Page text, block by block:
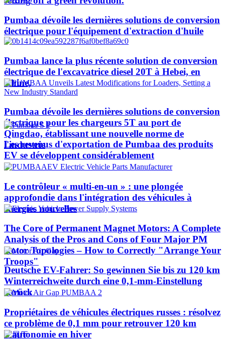
Pumbaa dévoile les dernières solutions de conversion
électrique pour l'équipement d'extraction d'huile
Pumbaa lance la plus récente solution de conversion
électrique de l'excavatrice diesel 20T à Hebei, en
Chine,
Pumbaa dévoile les dernières solutions de conversion
électrique pour les chargeurs 5T au port de
Qingdao, établissant une nouvelle norme de
l'industrie
Les revenus d'exportation de Pumbaa des produits
EV se développent considérablement
Le contrôleur « multi-en-un » : une plongée
approfondie dans l'intégration des véhicules à
énergies nouvelles
The Core of Permanent Magnet Motors: A Complete
Analysis of the Pros and Cons of Four Major PM
Rotor Topologies – How to Correctly "Arrange Your
Troops"
Deutsche EV-Fahrer: So gewinnen Sie bis zu 120 km
Winterreichweite durch eine 0,1-mm-Einstellung
zurück
Propriétaires de véhicules électriques russes : résolvez
ce problème de 0,1 mm pour retrouver 120 km
d'autonomie en hiver